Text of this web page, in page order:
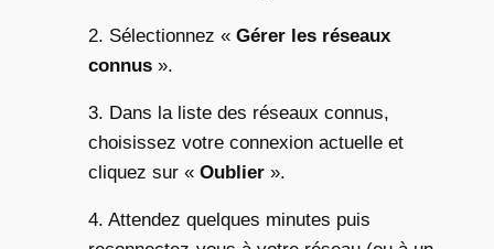
2. Sélectionnez « Gérer les réseaux
connus ».
3. Dans la liste des réseaux connus,
choisissez votre connexion actuelle et
cliquez sur « Oublier ».
4. Attendez quelques minutes puis